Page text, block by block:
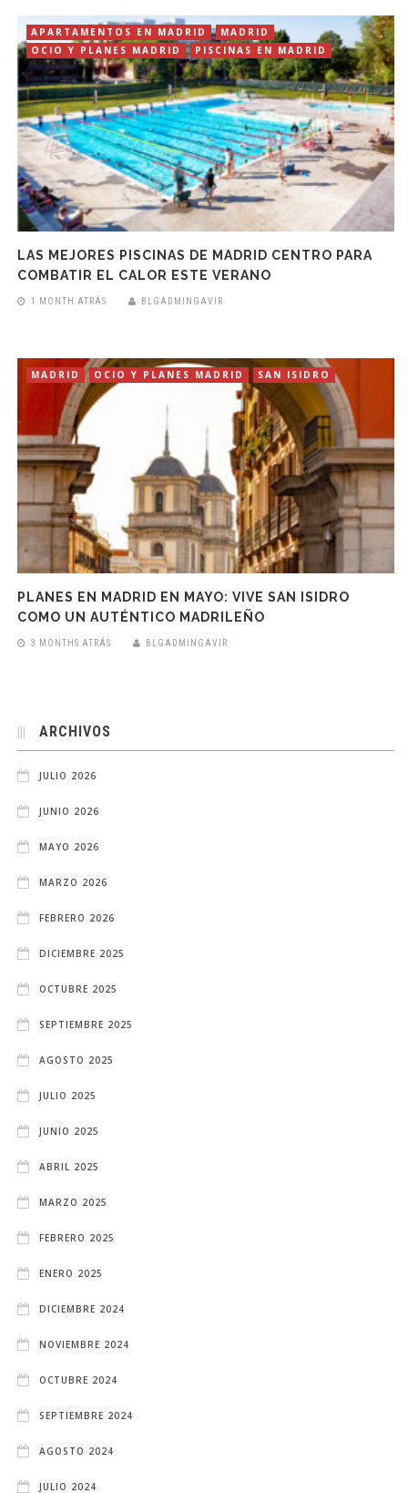
APARTAMENTOS EN MADRID
MADRID
OCIO Y PLANES MADRID
PISCINAS EN MADRID
LAS MEJORES PISCINAS DE MADRID CENTRO PARA
COMBATIR EL CALOR ESTE VERANO
1 MONTH ATRÁS BLGADMINGAVIR
MADRID OCIO Y PLANES MADRID SAN ISIDRO
PLANES EN MADRID EN MAYO: VIVE SAN ISIDRO
COMO UN AUTÉNTICO MADRILEÑO
3 MONTHS ATRÁS BLGADMINGAVIR
ARCHIVOS
JULIO 2026
JUNIO 2026
MAYO 2026
MARZO 2026
FEBRERO 2026
DICIEMBRE 2025
OCTUBRE 2025
SEPTIEMBRE 2025
AGOSTO 2025
JULIO 2025
JUNIO 2025
ABRIL 2025
MARZO 2025
FEBRERO 2025
ENERO 2025
DICIEMBRE 2024
NOVIEMBRE 2024
OCTUBRE 2024
SEPTIEMBRE 2024
AGOSTO 2024
JULIO 2024